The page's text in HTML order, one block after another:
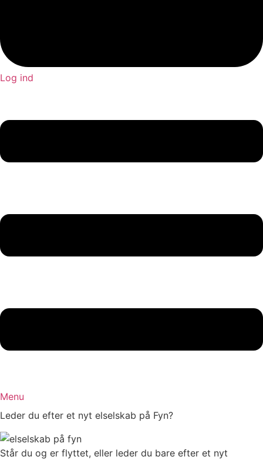
Log ind
Menu
Leder du efter et nyt elselskab på Fyn?
Står du og er flyttet, eller leder du bare efter et nyt